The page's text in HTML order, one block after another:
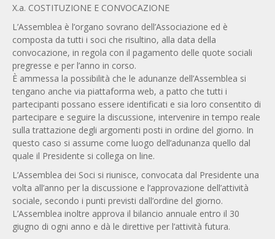
X.a. COSTITUZIONE E CONVOCAZIONE
L’Assemblea è l’organo sovrano dell’Associazione ed è
composta da tutti i soci che risultino, alla data della
convocazione, in regola con il pagamento delle quote sociali
pregresse e per l’anno in corso.
È ammessa la possibilità che le adunanze dell’Assemblea si
tengano anche via piattaforma web, a patto che tutti i
partecipanti possano essere identificati e sia loro consentito di
partecipare e seguire la discussione, intervenire in tempo reale
sulla trattazione degli argomenti posti in ordine del giorno. In
questo caso si assume come luogo dell’adunanza quello dal
quale il Presidente si collega on line.
L’Assemblea dei Soci si riunisce, convocata dal Presidente una
volta all’anno per la discussione e l’approvazione dell’attività
sociale, secondo i punti previsti dall’ordine del giorno.
L’Assemblea inoltre approva il bilancio annuale entro il 30
giugno di ogni anno e dà le direttive per l’attività futura.